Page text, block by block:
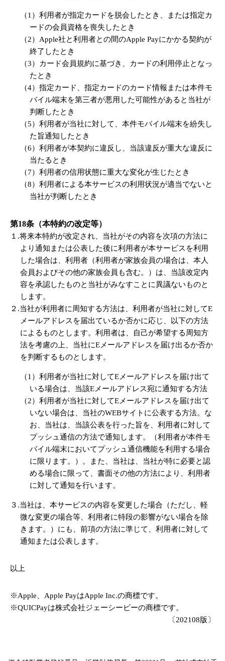
（1）利用者が指定カードを脱会したとき、または指定カ
ードの会員資格を喪失したとき
（2）Apple社と利用者との間のApple Payにかかる契約が
終了したとき
（3）カード会員規約に基づき、カードの利用停止となっ
たとき
（4）指定カード、指定カードのカード情報または本件モ
バイル端末を第三者が悪用した可能性があると当社が
判断したとき
（5）利用者が当社に対して、本件モバイル端末を紛失し
た旨通知したとき
（6）利用者が本契約に違反し、当該違反が重大な違反に
当たるとき
（7）利用者の信用状態に重大な変化が生じたとき
（8）利用者による本サービスの利用状況が適当でないと
当社が判断したとき
第18条（本特約の改定等）
１.将来本特約が改定され、当社がその内容を次項の方法に
より通知または公表した後に利用者が本サービスを利用
した場合は、利用者（利用者が家族会員の場合は、本人
会員およびその他の家族会員も含む。）は、当該改定内
容を承認したものと当社がみなすことに異議ないものと
します。
２.当社が利用者に周知する方法は、利用者が当社に対してE
メールアドレスを届出ているか否かに応じ、以下の方法
によるものとします。利用者は、自己が希望する周知方
法を考慮の上、当社にEメールアドレスを届け出るか否か
を判断するものとします。
（1）利用者が当社に対してEメールアドレスを届け出て
いる場合は、当該Eメールアドレス宛に通知する方法
（2）利用者が当社に対してEメールアドレスを届け出て
いない場合は、当社のWEBサイトに公表する方法。な
お、当社は、当該公表を行った旨を、利用者に対して
プッシュ通信の方法で通知します。（利用者が本件モ
バイル端末においてプッシュ通信機能を利用する場合
に限ります。）。また、当社は、当社が特に必要と認
める場合に限って、書面その他の方法により、利用者
に対して通知を行います。
３.当社は、本サービスの内容を変更した場合（ただし、軽
微な変更の場合等、利用者に特段の影響がない場合を除
きます。）にも、前項の方法に準じて、利用者に対して
通知または公表します。
以上
※Apple、Apple PayはApple Inc.の商標です。
※QUICPayは株式会社ジェーシービーの商標です。
〔202108版〕